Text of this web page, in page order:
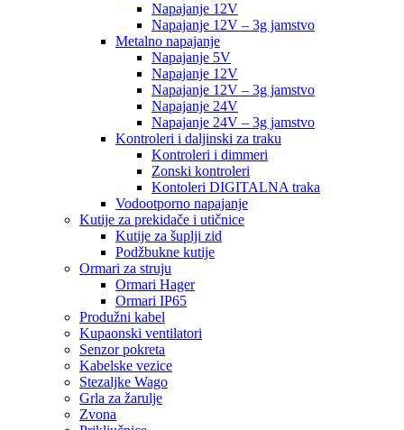
Napajanje 12V
Napajanje 12V – 3g jamstvo
Metalno napajanje
Napajanje 5V
Napajanje 12V
Napajanje 12V – 3g jamstvo
Napajanje 24V
Napajanje 24V – 3g jamstvo
Kontroleri i daljinski za traku
Kontroleri i dimmeri
Zonski kontroleri
Kontoleri DIGITALNA traka
Vodootporno napajanje
Kutije za prekidače i utičnice
Kutije za šuplji zid
Podžbukne kutije
Ormari za struju
Ormari Hager
Ormari IP65
Produžni kabel
Kupaonski ventilatori
Senzor pokreta
Kabelske vezice
Stezaljke Wago
Grla za žarulje
Zvona